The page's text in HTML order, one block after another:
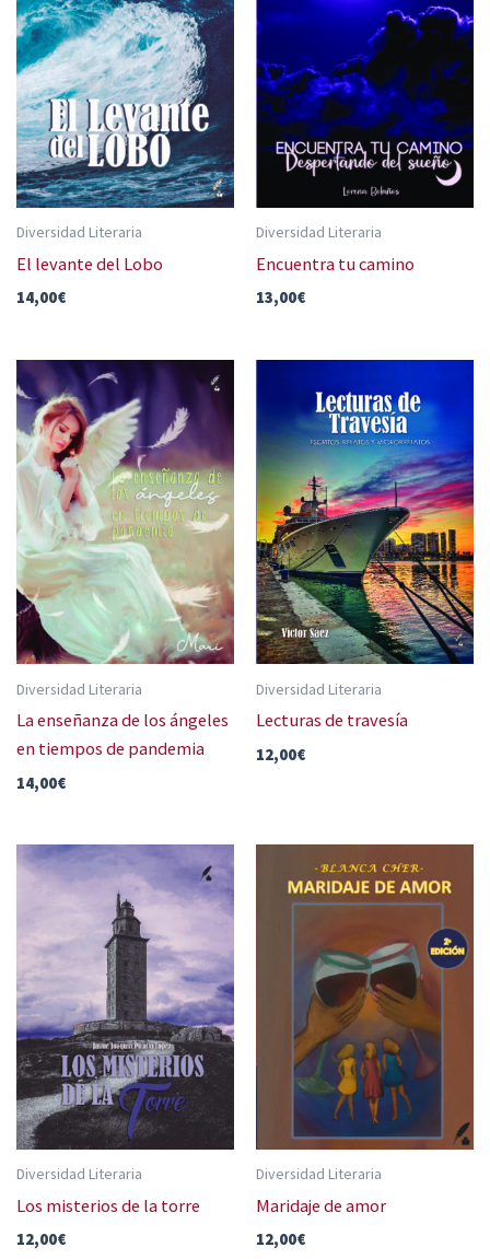
Diversidad Literaria
El levante del Lobo
14,00€
Diversidad Literaria
Encuentra tu camino
13,00€
Diversidad Literaria
La enseñanza de los ángeles
en tiempos de pandemia
14,00€
Diversidad Literaria
Lecturas de travesía
12,00€
Diversidad Literaria
Los misterios de la torre
12,00€
Diversidad Literaria
Maridaje de amor
12,00€